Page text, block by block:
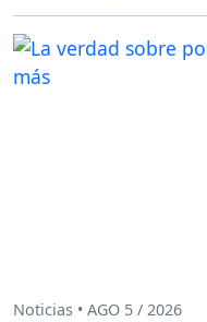
Noticias • AGO 5 / 2026